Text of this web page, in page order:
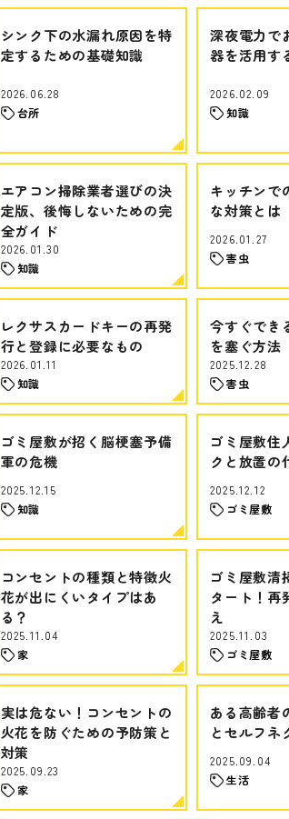
シンク下の水漏れ原因を特
定するための基礎知識
2026.06.28
台所
深夜電力で
器を活用す
2026.02.09
知識
エアコン掃除業者選びの決
定版、後悔しないための完
全ガイド
2026.01.30
知識
キッチンで
な対策とは
2026.01.27
害虫
レクサスカードキーの再発
行と登録に必要なもの
2026.01.11
知識
今すぐでき
を塞ぐ方法
2025.12.28
害虫
ゴミ屋敷が招く脳梗塞予備
軍の危機
2025.12.15
知識
ゴミ屋敷住
クと放置の
2025.12.12
ゴミ屋敷
コンセントの種類と特徴火
花が出にくいタイプはあ
る？
2025.11.04
家
ゴミ屋敷清
タート！再
え
2025.11.03
ゴミ屋敷
実は危ない！コンセントの
火花を防ぐための予防策と
対策
2025.09.23
家
ある高齢者
とセルフネ
2025.09.04
生活